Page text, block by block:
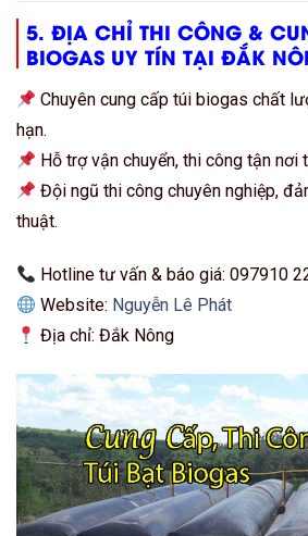
5. ĐỊA CHỈ THI CÔNG &
BIOGAS UY TÍN TẠI ĐẮK
Chuyên cung cấp túi biogas chất
hạn.
Hỗ trợ vận chuyển, thi công tận nơi
Đội ngũ thi công chuyên nghiệp,
thuật.
Hotline tư vấn & báo giá: 097910
Website: Nguyễn Lê Phát
Địa chỉ: Đắk Nông